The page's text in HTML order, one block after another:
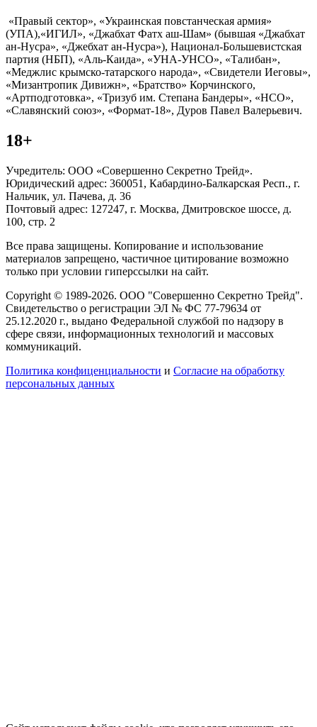
«Правый сектор», «Украинская повстанческая армия»
(УПА),«ИГИЛ», «Джабхат Фатх аш-Шам» (бывшая «Джабхат
ан-Нусра», «Джебхат ан-Нусра»), Национал-Большевистская
партия (НБП), «Аль-Каида», «УНА-УНСО», «Талибан»,
«Меджлис крымско-татарского народа», «Свидетели Иеговы»,
«Мизантропик Дивижн», «Братство» Корчинского,
«Артподготовка», «Тризуб им. Степана Бандеры», «НСО»,
«Славянский союз», «Формат-18», Дуров Павел Валерьевич.
18+
Учредитель: ООО «Совершенно Секретно Трейд».
Юридический адрес: 360051, Кабардино-Балкарская Респ., г.
Нальчик, ул. Пачева, д. 36
Почтовый адрес: 127247, г. Москва, Дмитровское шоссе, д.
100, стр. 2
Все права защищены. Копирование и использование
материалов запрещено, частичное цитирование возможно
только при условии гиперссылки на сайт.
Copyright © 1989-2026. ООО "Совершенно Секретно Трейд".
Свидетельство о регистрации ЭЛ № ФС 77-79634 от
25.12.2020 г., выдано Федеральной службой по надзору в
сфере связи, информационных технологий и массовых
коммуникаций.
Политика конфиценциальности и Согласие на обработку
персональных данных